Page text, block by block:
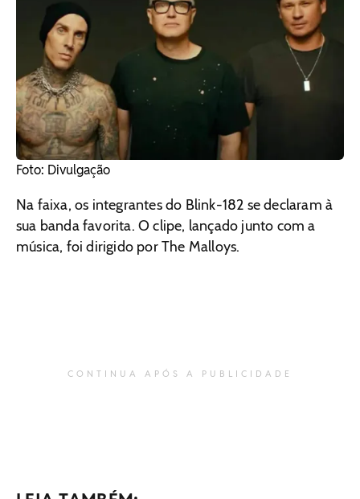
Foto: Divulgação
Na faixa, os integrantes do Blink-182 se declaram à
sua banda favorita. O clipe, lançado junto com a
música, foi dirigido por The Malloys.
CONTINUA APÓS A PUBLICIDADE